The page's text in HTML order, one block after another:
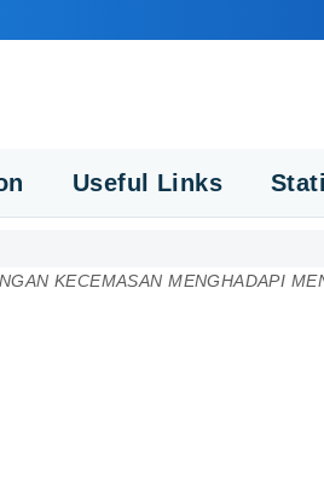
Useful Links
KECEMASAN MENGHADAPI